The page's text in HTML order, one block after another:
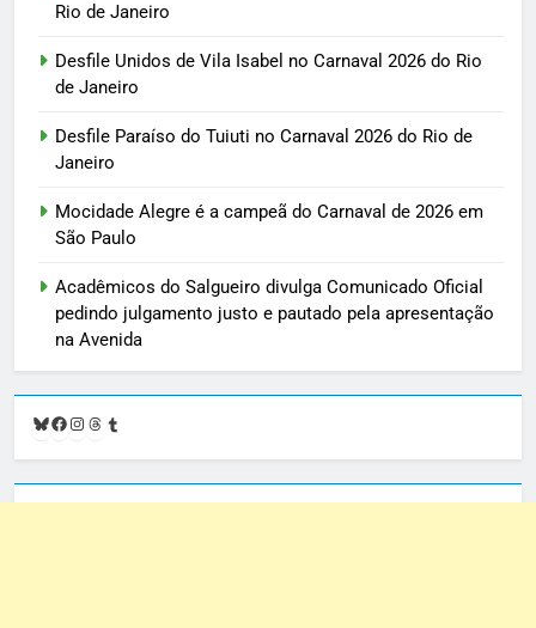
Rio de Janeiro
Desfile Unidos de Vila Isabel no Carnaval 2026 do Rio
de Janeiro
Desfile Paraíso do Tuiuti no Carnaval 2026 do Rio de
Janeiro
Mocidade Alegre é a campeã do Carnaval de 2026 em
São Paulo
Acadêmicos do Salgueiro divulga Comunicado Oficial
pedindo julgamento justo e pautado pela apresentação
na Avenida
Bluesky
Facebook
Instagram
Threads